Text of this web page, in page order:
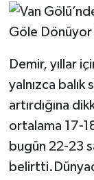
Demir, yıllar
yalnızca balık
artırdığına
ortalama 17-
bugün 22-23